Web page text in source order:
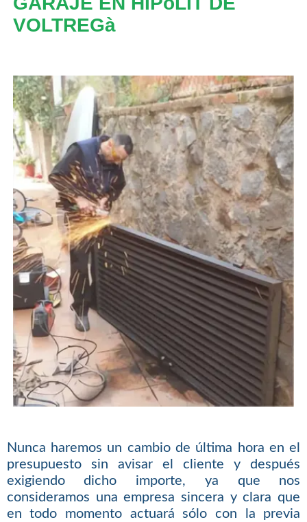
VOLTREGà
Nunca haremos un cambio de última hora en el
presupuesto sin avisar el cliente y después
exigiendo dicho importe, ya que nos
consideramos una empresa sincera y clara que
en todo momento actuará sólo con la previa